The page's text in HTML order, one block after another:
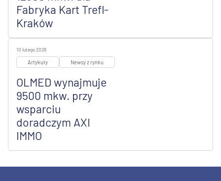
Fabryka Kart Trefl-
Kraków
10 lutego 2026
Artykuły Newsy z rynku
OLMED wynajmuje
9500 mkw. przy
wsparciu
doradczym AXI
IMMO